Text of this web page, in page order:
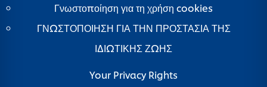
Γνωστοποίηση για τη χρήση cookies
ΓΝΩΣΤΟΠΟΙΗΣΗ ΓΙΑ ΤΗΝ ΠΡΟΣΤΑΣΙΑ ΤΗΣ
ΙΔΙΩΤΙΚΗΣ ΖΩΗΣ
Your Privacy Rights